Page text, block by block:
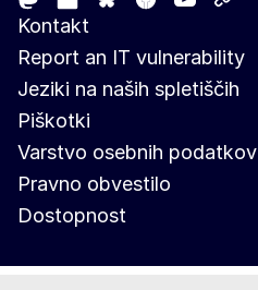
Bluesky
Kontakt
Report an IT vulnerability
Jeziki na naših spletiščih
Piškotki
Varstvo osebnih podatkov
Pravno obvestilo
Dostopnost